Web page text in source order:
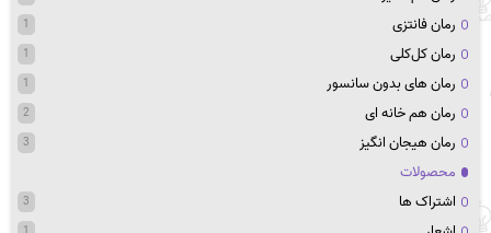
رمان فانتزی 1
رمان کل‌کلی 1
رمان های بدون سانسور 1
رمان هم خانه ای 2
رمان هیجان انگیز 3
محصولات
اشتراک ها
3